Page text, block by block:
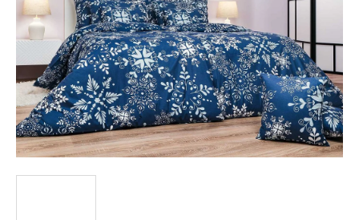
hvězdiček.